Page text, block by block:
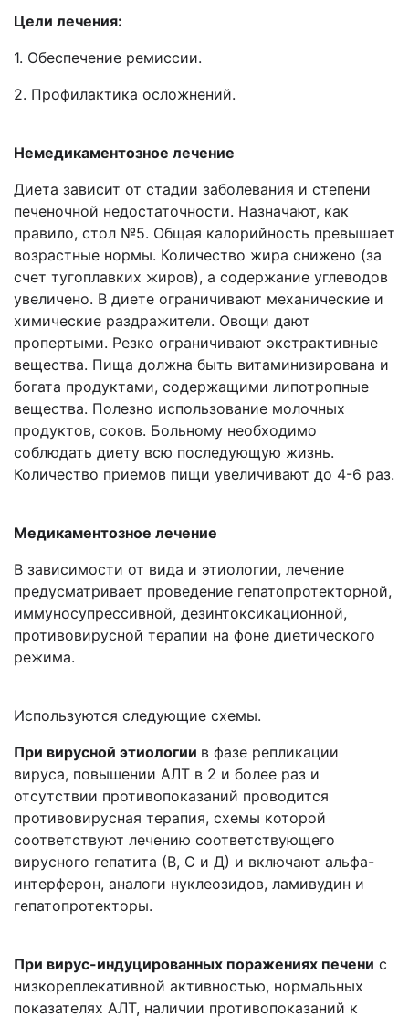
Цели лечения:
1. Обеспечение ремиссии.
2. Профилактика осложнений.
Немедикаментозное лечение
Диета зависит от стадии заболевания и степени
печеночной недостаточности. Назначают, как
правило, стол №5. Общая калорийность превышает
возрастные нормы. Количество жира снижено (за
счет тугоплавких жиров), а содержание углеводов
увеличено. В диете ограничивают механические и
химические раздражители. Овощи дают
пропертыми. Резко ограничивают экстрактивные
вещества. Пища должна быть витаминизирована и
богата продуктами, содержащими липотропные
вещества. Полезно использование молочных
продуктов, соков. Больному необходимо
соблюдать диету всю последующую жизнь.
Количество приемов пищи увеличивают до 4-6 раз.
Медикаментозное лечение
В зависимости от вида и этиологии, лечение
предусматривает проведение гепатопротекторной,
иммуносупрессивной, дезинтоксикационной,
противовирусной терапии на фоне диетического
режима.
Используются следующие схемы.
При вирусной этиологии в фазе репликации
вируса, повышении АЛТ в 2 и более раз и
отсутствии противопоказаний проводится
противовирусная терапия, схемы которой
соответствуют лечению соответствующего
вирусного гепатита (В, С и Д) и включают альфа-
интерферон, аналоги нуклеозидов, ламивудин и
гепатопротекторы.
При вирус-индуцированных поражениях печени с
низкореплекативной активностью, нормальных
показателях АЛТ, наличии противопоказаний к